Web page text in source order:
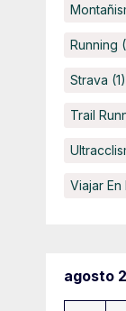
Running
Strava (1)
Trail
Viajar En
agosto